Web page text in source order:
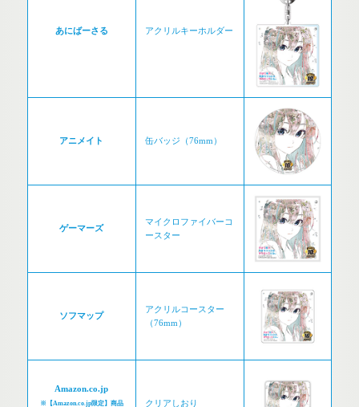
あにばーさる アクリルキーホルダー
アニメイト 缶バッジ（76mm）
ゲーマーズ
マイクロファイバーコ
ースター
ソフマップ
アクリルコースター
（76mm）
Amazon.co.jp
※【Amazon.co.jp限定】商品
クリアしおり